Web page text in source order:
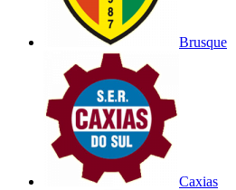
Brusque
Caxias